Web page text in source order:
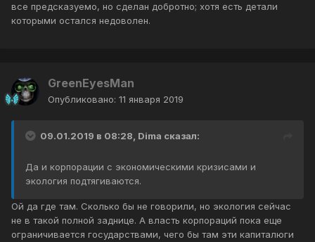
все предсказуемо, но сделан добротно; хотя есть детали
которыми остался недоволен.
GreenEyesMan
Опубликовано: 11 января 2019
09.01.2019 в 08:28, Dima сказал:
Да и корпорации с экономическими кризисами и
экология подтягиваются.
Ой да где там. Сколько бы не говорили, но экология сейчас
не в такой полной заднице. А власть корпораций пока еще
ограничивается государствами, чего бы там эти капиталюги